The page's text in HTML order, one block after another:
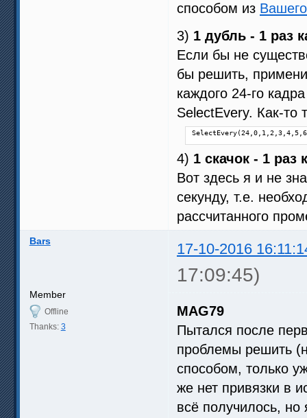
способом из
3) 1 дубль - 1 раз
Если бы не
бы решить,
каждого 24-го
SelectEvery. Как-то
4) 1 скачок - 1
Вот здесь я и не
секунду, т.е.
рассчитанного
Bars 17-10-2016
17:09:45)
Member
Offline
Thanks: 3
MAG79
Пытался после
проблемы решить
способом, только
же нет привязки в
всё получилось, но